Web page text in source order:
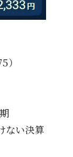
）
ない決算